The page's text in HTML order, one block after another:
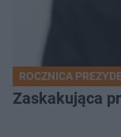
ROCZNICA
Zaskakująca